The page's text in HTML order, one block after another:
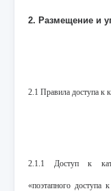
2. Размещение и
2.1 Правила доступа к
2.1.1 Доступ к
«поэтапного доступа